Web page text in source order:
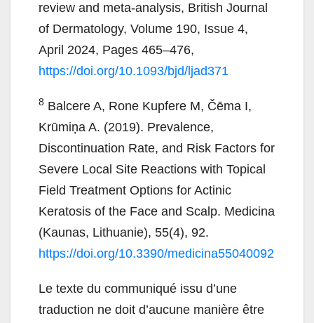
review and meta-analysis, British Journal
of Dermatology, Volume 190, Issue 4,
April 2024, Pages 465–476,
https://doi.org/10.1093/bjd/ljad371
8 Balcere A, Rone Kupfere M, Čēma I,
Krūmiņa A. (2019). Prevalence,
Discontinuation Rate, and Risk Factors for
Severe Local Site Reactions with Topical
Field Treatment Options for Actinic
Keratosis of the Face and Scalp. Medicina
(Kaunas, Lithuanie), 55(4), 92.
https://doi.org/10.3390/medicina55040092
Le texte du communiqué issu d’une
traduction ne doit d’aucune manière être